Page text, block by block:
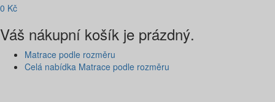
0 Kč
Váš nákupní košík je prázdný.
Matrace podle rozměru
Celá nabídka Matrace podle rozměru